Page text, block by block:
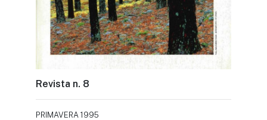
Revista n. 8
PRIMAVERA 1995